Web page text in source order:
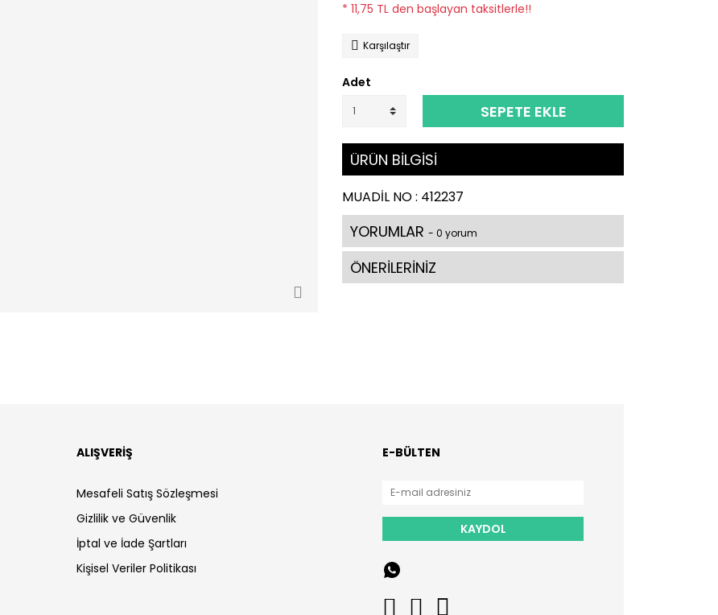
* 11,75 TL den başlayan taksitlerle!!
Karşılaştır
Adet
SEPETE EKLE
ÜRÜN BİLGİSİ
MUADİL NO : 412237
YORUMLAR - 0 yorum
ÖNERİLERİNİZ
ALIŞVERİŞ
Mesafeli Satış Sözleşmesi
Gizlilik ve Güvenlik
İptal ve İade Şartları
Kişisel Veriler Politikası
E-BÜLTEN
KAYDOL